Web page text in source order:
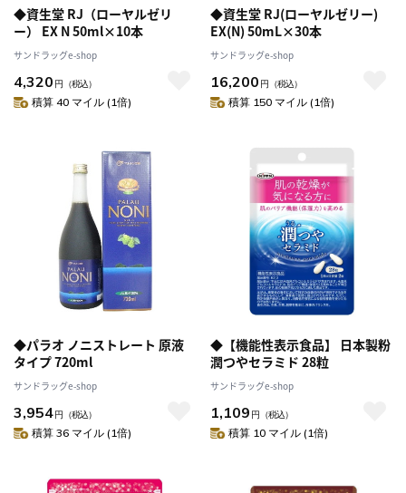
◆資生堂 RJ（ローヤルゼリ
ー） EX N 50ml×10本
サンドラッグe-shop
4,320 円 （税込）
積算 40 マイル (1倍)
◆資生堂 RJ(ローヤルゼリー)
EX(N) 50mL×30本
サンドラッグe-shop
16,200 円 （税込）
積算 150 マイル (1倍)
◆パラオ ノニストレート 原液
タイプ 720ml
サンドラッグe-shop
3,954円 （税込）
積算 36 マイル (1倍)
◆【機能性表示食品】 日本製粉
潤つやセラミド 28粒
サンドラッグe-shop
1,109 円 （税込）
積算 10 マイル (1倍)